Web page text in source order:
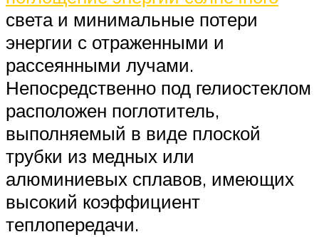
света и минимальные потери
энергии с отраженными и
рассеянными лучами.
Непосредственно под гелиостеклом
расположен поглотитель,
выполняемый в виде плоской
трубки из медных или
алюминиевых сплавов, имеющих
высокий коэффициент
теплопередачи.